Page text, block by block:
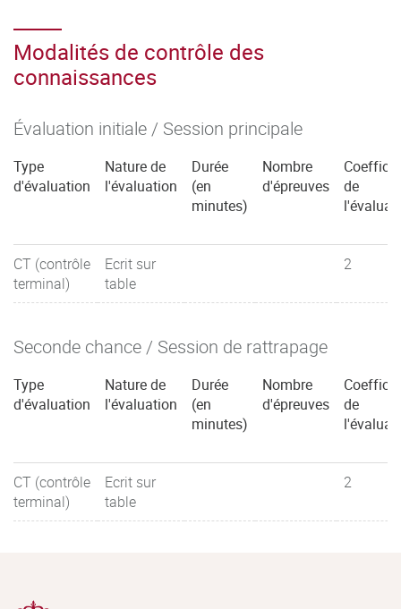
Modalités de contrôle des
connaissances
Évaluation initiale / Session principale
Type
d'évaluation
Nature de
l'évaluation
Durée
(en
minutes)
Nombre
d'épreuves
de
CT (contrôle
terminal)
Ecrit sur
table
2
Seconde chance / Session de rattrapage
Type
d'évaluation
Nature de
l'évaluation
Durée
(en
minutes)
Nombre
d'épreuves
de
CT (contrôle
terminal)
Ecrit sur
table
2